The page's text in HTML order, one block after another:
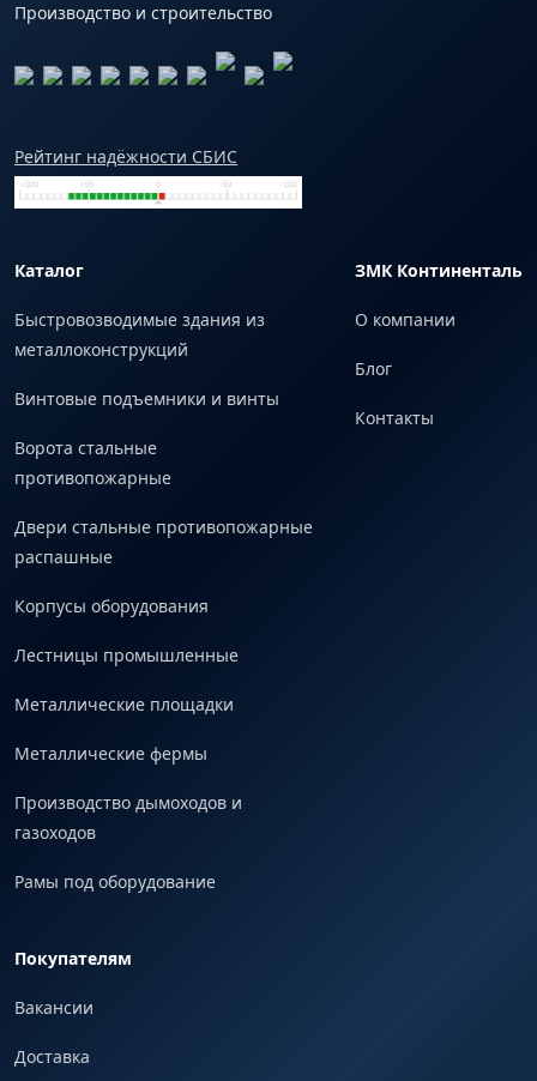
Производство и строительство
Рейтинг надёжности СБИС
Каталог
Быстровозводимые здания из
металлоконструкций
Винтовые подъемники и винты
Ворота стальные
противопожарные
Двери стальные противопожарные
распашные
Корпусы оборудования
Лестницы промышленные
Металлические площадки
Металлические фермы
Производство дымоходов и
газоходов
Рамы под оборудование
ЗМК Континенталь
О компании
Блог
Контакты
Покупателям
Вакансии
Доставка